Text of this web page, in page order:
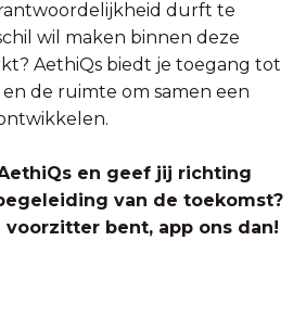
durft te
wil maken binnen deze
AethiQs biedt je toegang tot
de ruimte om samen een
en geef jij richting
van de toekomst?
bent, app ons dan!